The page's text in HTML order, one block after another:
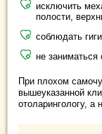
исключить
полости,
соблюдать
не
При плохом
вышеуказанной
отоларингологу, а